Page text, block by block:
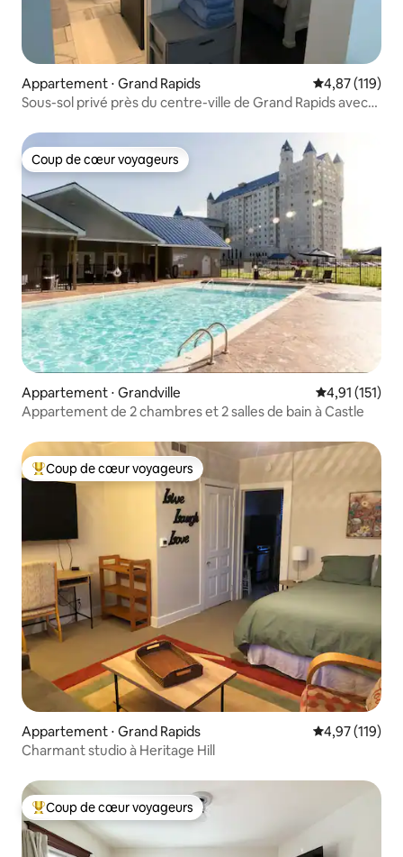
Appartement ⋅ Grand Rapids Évaluation
4,87 (119)
Sous-sol privé près du centre-ville de Grand Rapids avec
Coup de cœur voyageurs
Coup de cœur voyageurs
Appartement ⋅ Grandville Évaluation
4,91 (151)
Appartement de 2 chambres et 2 salles de bain à Castle
Coups de cœur voyageurs les plus appréciés
Coup de cœur voyageurs
Appartement ⋅ Grand Rapids Évaluation
4,97 (119)
Charmant studio à Heritage Hill
Coups de cœur voyageurs les plus appréciés
Coup de cœur voyageurs